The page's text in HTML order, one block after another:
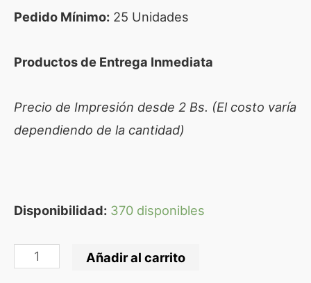
Pedido Mínimo: 25 Unidades
Productos de Entrega Inmediata
Precio de Impresión desde 2 Bs. (El costo varía
dependiendo de la cantidad)
Disponibilidad: 370 disponibles
Añadir al carrito